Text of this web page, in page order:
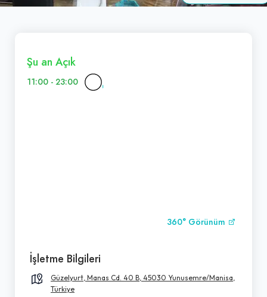
Şu an Açık
11:00 - 23:00
360° Görünüm
İşletme Bilgileri
Güzelyurt, Manas Cd. 40 B, 45030 Yunusemre/Manisa,
Türkiye